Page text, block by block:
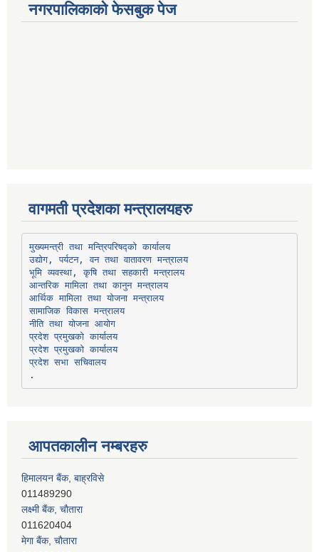
नगरपालिकाको फेसबुक पेज
वागमती प्रदेशका मन्त्रालयहरु
मुख्यमन्त्री तथा मन्त्रिपरिषद्को कार्यालय
उद्योग, पर्यटन, वन तथा वातावरण मन्त्रालय
भूमि व्यवस्था, कृषि तथा सहकारी मन्त्रालय
आन्तरिक मामिला तथा कानुन मन्त्रालय
आर्थिक मामिला तथा योजना मन्त्रालय
सामाजिक विकास मन्त्रालय
नीति तथा योजना आयोग
प्रदेश प्रमुखको कार्यालय
प्रदेश प्रमुखको कार्यालय
प्रदेश सभा सचिवालय
आपतकालीन नम्बरहरु
हिमालयन बैंक, बाह्रविसे
011489290
लक्ष्मी बैंक, चाैतारा
011620404
मेगा बैंक, चाैतारा